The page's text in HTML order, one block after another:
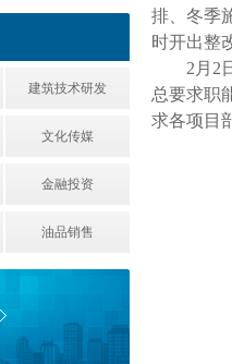
建筑技术研发
文化传媒
金融投资
油品销售
排、冬季
时开出整
2 月 2
总要求职
求各项目